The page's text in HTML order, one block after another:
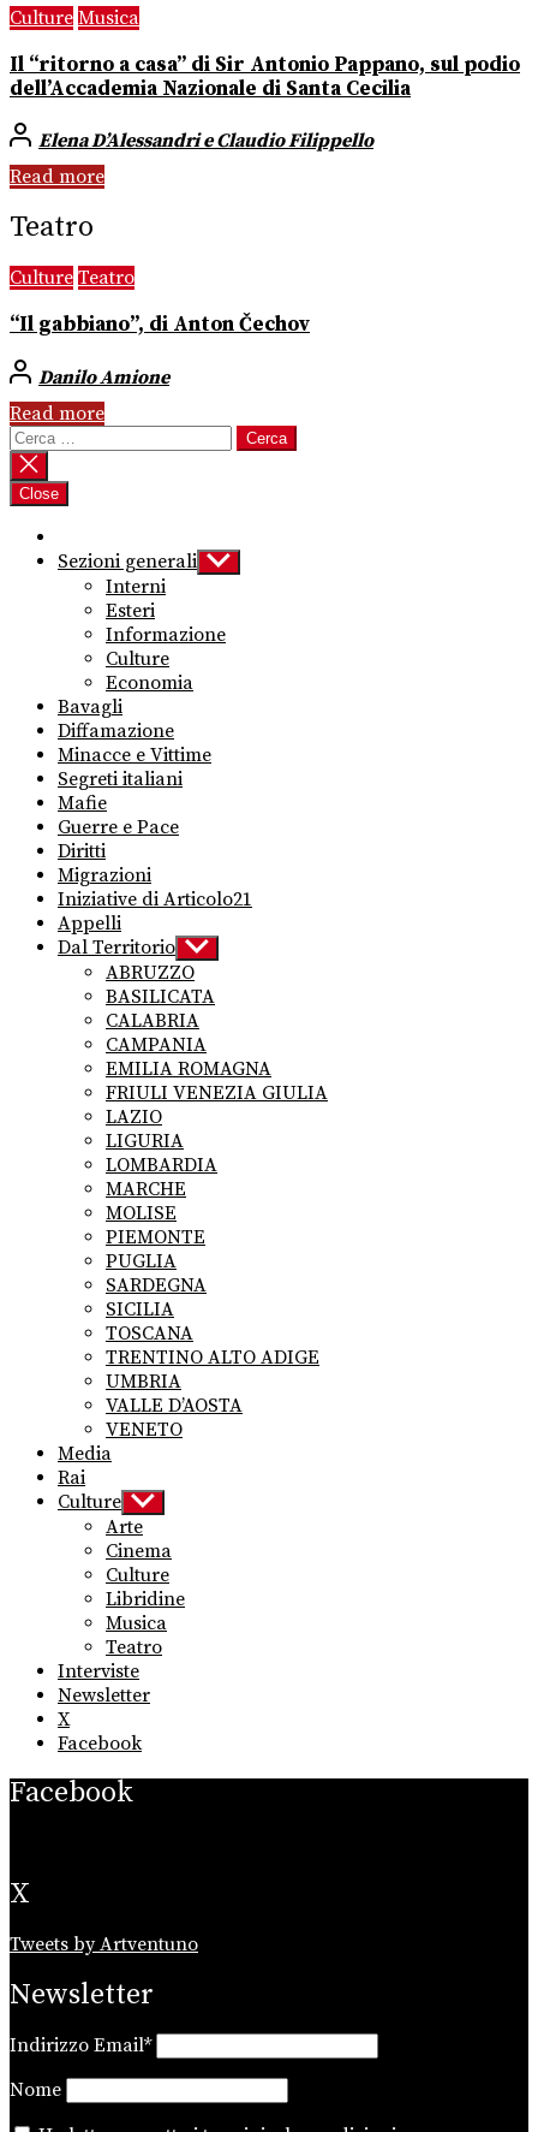
Culture Musica
Il “ritorno a casa” di Sir Antonio Pappano, sul podio
dell’Accademia Nazionale di Santa Cecilia
Elena D’Alessandri e Claudio Filippello
Read more
Teatro
Culture Teatro
“Il gabbiano”, di Anton Čechov
Danilo Amione
Read more
Ricerca
per:
Close
Sezioni generali Show
sub
Interni
Esteri
Informazione
Culture
Economia
Bavagli
Diffamazione
Minacce e Vittime
Segreti italiani
Mafie
Guerre e Pace
Diritti
Migrazioni
Iniziative di Articolo21
Appelli
Dal Territorio Show
sub
menu
ABRUZZO
BASILICATA
CALABRIA
CAMPANIA
EMILIA ROMAGNA
FRIULI VENEZIA GIULIA
LAZIO
LIGURIA
LOMBARDIA
MARCHE
MOLISE
PIEMONTE
PUGLIA
SARDEGNA
SICILIA
TOSCANA
TRENTINO ALTO ADIGE
UMBRIA
VALLE D’AOSTA
VENETO
Media
Rai
Culture Show
sub
menu
Arte
Cinema
Culture
Libridine
Musica
Teatro
Interviste
Newsletter
X
Facebook
Facebook
X
Tweets by Artventuno
Newsletter
Indirizzo Email*
Nome